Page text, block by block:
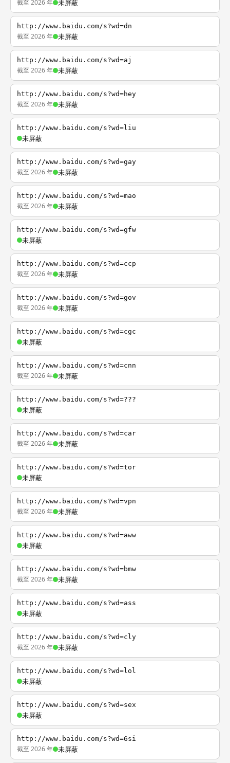
截至 2026 年 未屏蔽
http://www.baidu.com/s?wd=dn
截至 2026 年 未屏蔽
http://www.baidu.com/s?wd=aj
截至 2026 年 未屏蔽
http://www.baidu.com/s?wd=hey
截至 2026 年 未屏蔽
http://www.baidu.com/s?wd=liu
未屏蔽
http://www.baidu.com/s?wd=gay
截至 2026 年 未屏蔽
http://www.baidu.com/s?wd=mao
截至 2026 年 未屏蔽
http://www.baidu.com/s?wd=gfw
未屏蔽
http://www.baidu.com/s?wd=ccp
截至 2026 年 未屏蔽
http://www.baidu.com/s?wd=gov
截至 2026 年 未屏蔽
http://www.baidu.com/s?wd=cgc
未屏蔽
http://www.baidu.com/s?wd=cnn
截至 2026 年 未屏蔽
http://www.baidu.com/s?wd=???
未屏蔽
http://www.baidu.com/s?wd=car
截至 2026 年 未屏蔽
http://www.baidu.com/s?wd=tor
未屏蔽
http://www.baidu.com/s?wd=vpn
截至 2026 年 未屏蔽
http://www.baidu.com/s?wd=aww
未屏蔽
http://www.baidu.com/s?wd=bmw
截至 2026 年 未屏蔽
http://www.baidu.com/s?wd=ass
未屏蔽
http://www.baidu.com/s?wd=cly
截至 2026 年 未屏蔽
http://www.baidu.com/s?wd=lol
未屏蔽
http://www.baidu.com/s?wd=sex
未屏蔽
http://www.baidu.com/s?wd=6si
截至 2026 年 未屏蔽